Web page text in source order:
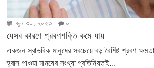
জুন ৩০, ২০২৩ ০
যেসব কারণে শ্রবণশক্তি কমে যায়
একজন স্বাভবিক মানুষের সবচেয়ে বড় বৈশিষ্ট শ্রবণ
হ্রাস পাওয়া মানষের সংখ্যা প্রতিনিয়তই...